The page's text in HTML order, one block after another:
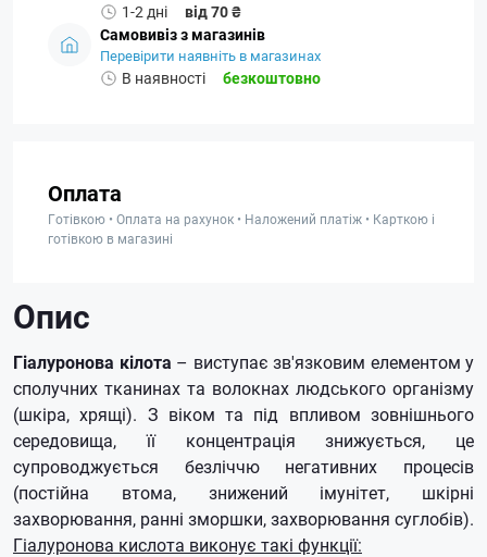
1-2 дні
від 70 ₴
Самовивіз з магазинів
Перевірити наявніть в магазинах
В наявності безкоштовно
Оплата
Готівкою • Оплата на рахунок • Наложений платіж • Карткою і
готівкою в магазині
Опис
Гіалуронова кілота – виступає зв'язковим елементом у
сполучних тканинах та волокнах людського організму
(шкіра, хрящі). З віком та під впливом зовнішнього
середовища, її концентрація знижується, це
супроводжується безліччю негативних процесів
(постійна втома, знижений імунітет, шкірні
захворювання, ранні зморшки, захворювання суглобів).
Гіалуронова кислота виконує такі функції: